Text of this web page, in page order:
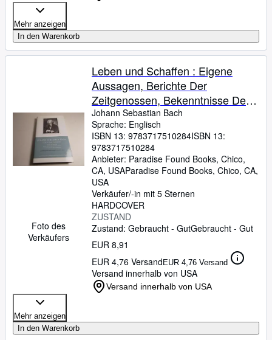
Mehr anzeigen
In den Warenkorb
Foto des
Verkäufers
Leben und Schaffen : Eigene
Aussagen, Berichte Der
Zeitgenossen, Bekenntnisse Der
Spateren
Johann Sebastian Bach
Sprache: Englisch
ISBN 13: 9783717510284ISBN 13:
9783717510284
Anbieter: Paradise Found Books, Chico,
CA, USAParadise Found Books, Chico, CA,
USA
Verkäufer/-in mit 5 Sternen
HARDCOVER
ZUSTAND
Zustand: Gebraucht - GutGebraucht - Gut
EUR 8,91
EUR 4,76 VersandEUR 4,76 Versand
Versand innerhalb von USA
Versand innerhalb von USA
Mehr anzeigen
In den Warenkorb